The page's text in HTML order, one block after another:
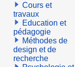
Cours et
travaux
Education et
pédagogie
Méthodes de
design et de
recherche